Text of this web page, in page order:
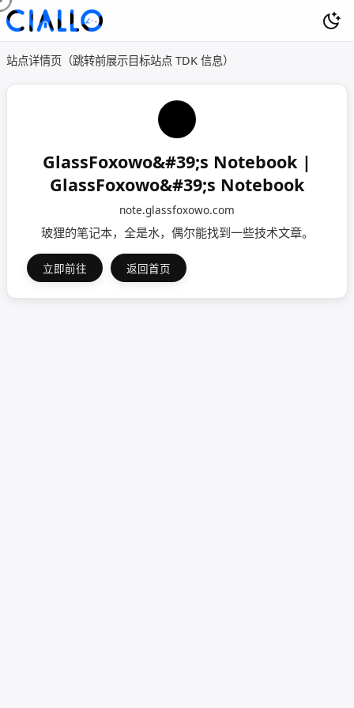
站点详情页（跳转前展示目标站点 TDK 信息）
GlassFoxowo&#39;s Notebook |
GlassFoxowo&#39;s Notebook
note.glassfoxowo.com
玻狸的笔记本，全是水，偶尔能找到一些技术文章。
立即前往 返回首页